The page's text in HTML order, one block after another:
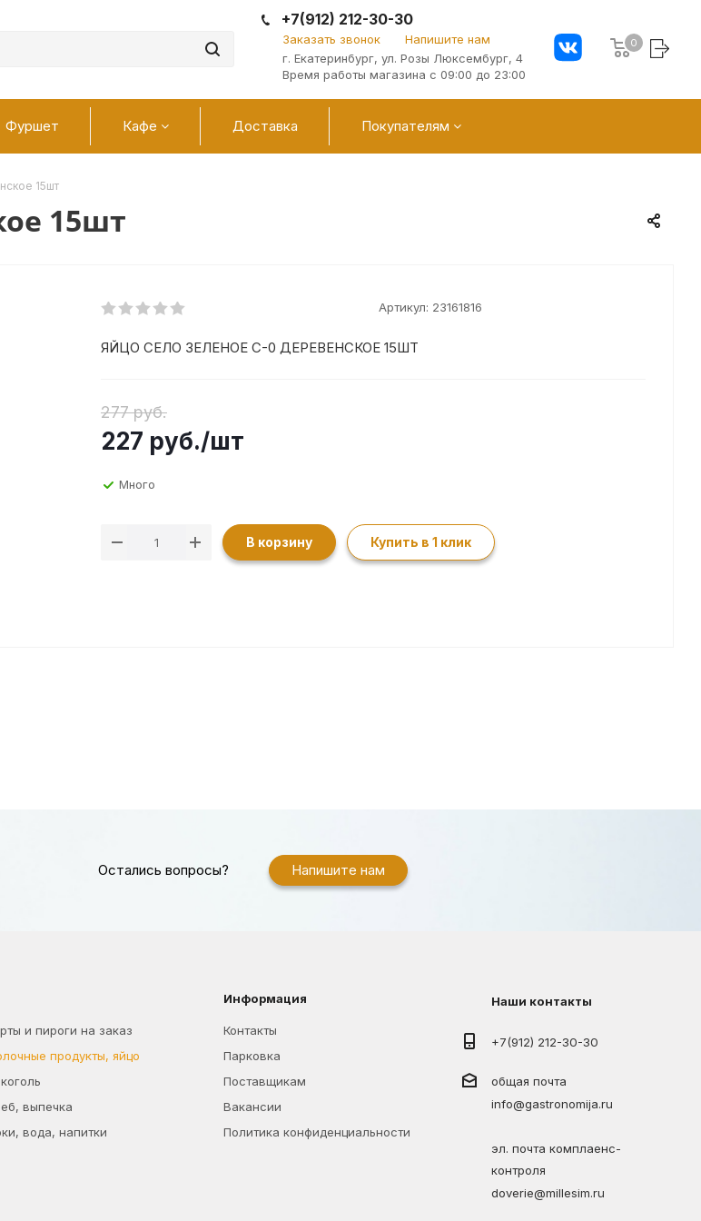
+7(912) 212-30-30
Заказать звонок
Напишите нам
г. Екатеринбург, ул. Розы Люксембург, 4
Время работы магазина с 09:00 до 23:00
0
Фуршет Кафе Доставка Покупателям
15шт
15шт
Артикул: 23161816
ЯЙЦО СЕЛО ЗЕЛЕНОЕ С-0 ДЕРЕВЕНСКОЕ 15ШТ
277 руб.
227 руб./шт
Много
В корзину Купить в 1 клик
Остались вопросы? Напишите нам
и пироги на заказ
продукты, яйцо
выпечка
вода, напитки
Информация
Контакты
Парковка
Поставщикам
Вакансии
Политика конфиденциальности
Наши контакты
+7(912) 212-30-30
общая почта
info@gastronomija.ru
эл. почта комплаенс-
контроля
doverie@millesim.ru